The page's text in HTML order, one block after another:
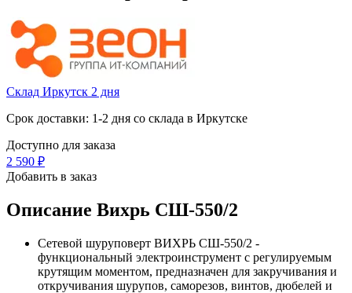
Склад Иркутск 2 дня
Срок доставки: 1-2 дня со склада в Иркутске
Доступно для заказа
2 590 ₽
Добавить в заказ
Описание Вихрь СШ-550/2
Сетевой шуруповерт ВИХРЬ СШ-550/2 -
функциональный электроинструмент с регулируемым
крутящим моментом, предназначен для закручивания и
откручивания шурупов, саморезов, винтов, дюбелей и